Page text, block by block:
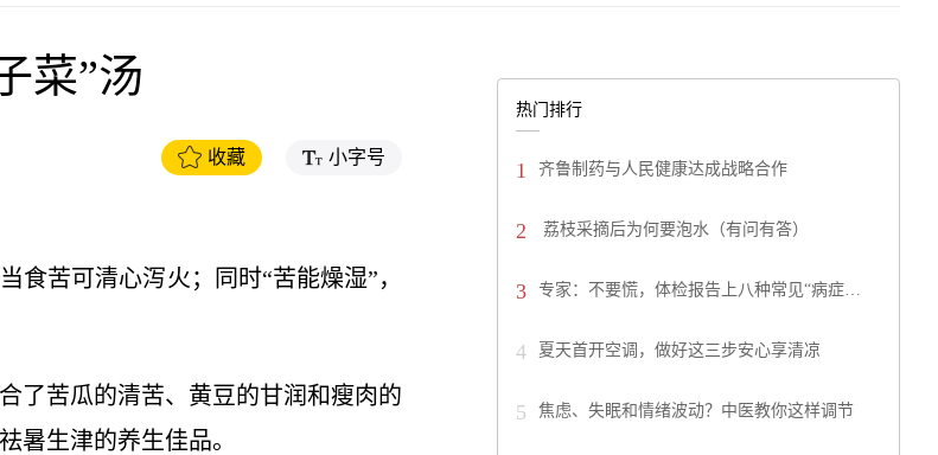
菜”汤
收藏 小字号
食苦可清心泻火；同时“苦能燥湿”，
苦瓜的清苦、黄豆的甘润和瘦肉的
暑生津的养生佳品。
热门排行
1 齐鲁制药与人民健康达成战略合作
2 荔枝采摘后为何要泡水（有问有答）
3 专家：不要慌，体检报告上八种常见“病症…
4 夏天首开空调，做好这三步安心享清凉
5 焦虑、失眠和情绪波动？中医教你这样调节